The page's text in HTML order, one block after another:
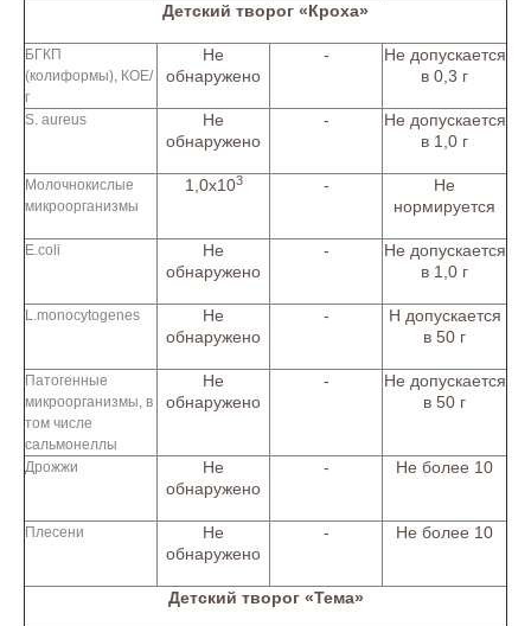
Детский творог «Кроха»
БГКП
(колиформы), КОЕ/
г
Не
обнаружено
-
Не допускается
в 0,3 г
S. aureus
Не
обнаружено
-
Не допускается
в 1,0 г
Молочнокислые
микроорганизмы
1,0х103 -
Не
нормируется
E.coli
Не
обнаружено
-
Не допускается
в 1,0 г
L.monocytogenes
Не
обнаружено
-
Н допускается
в 50 г
Патогенные
микроорганизмы, в
том числе
сальмонеллы
Не
обнаружено
-
Не допускается
в 50 г
Дрожжи
Не
обнаружено
- Не более 10
Плесени
Не
обнаружено
- Не более 10
Детский творог «Тема»